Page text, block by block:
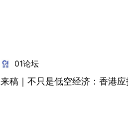
01论坛
来稿｜不只是低空经济：香港